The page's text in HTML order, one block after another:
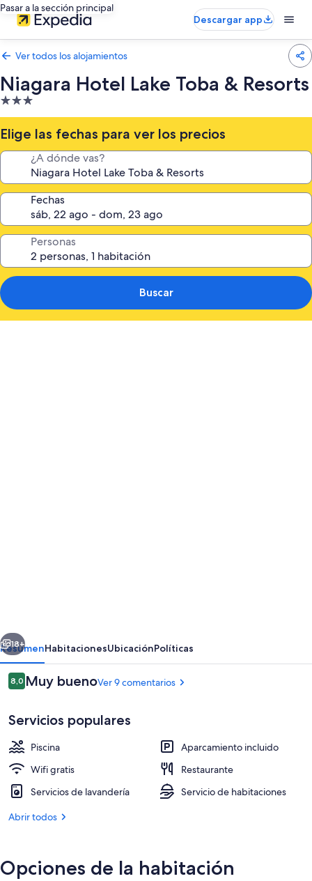
Pasar a la sección principal
Descargar app
Ver todos los alojamientos
Niagara Hotel Lake Toba & Resorts
Alojamiento
de
3.0 estrellas
Elige las fechas para ver los precios
¿A dónde vas?
Fechas
Personas
Buscar
&
Resorts
Una piscina al aire libre
Siguiente
18+
ResumenHabitacionesUbicaciónPolíticas
Comentarios
8,08,0 de 10
Muy buenoVer 9 comentarios
Servicios populares
Piscina
Aparcamiento incluido
Wifi gratis
Restaurante
Servicios de lavandería
Servicio de habitaciones
Abrir todos
Opciones de la habitación